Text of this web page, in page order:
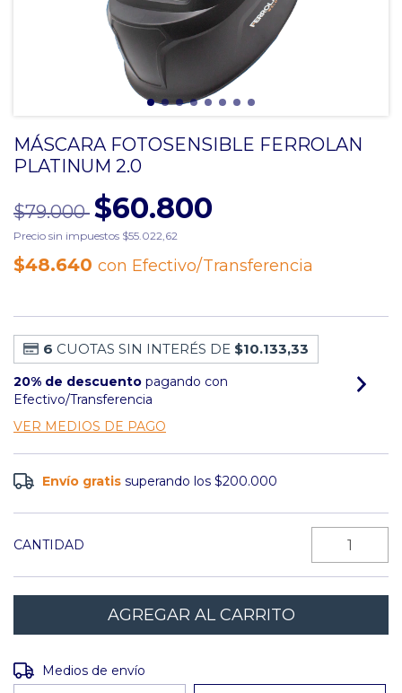
MÁSCARA FOTOSENSIBLE FERROLAN
PLATINUM 2.0
$79.000 $60.800
Precio sin impuestos $55.022,62
$48.640 con Efectivo/Transferencia
6 CUOTAS SIN INTERÉS DE $10.133,33
20% de descuento pagando con
Efectivo/Transferencia
VER MEDIOS DE PAGO
Envío gratis superando los$200.000
CANTIDAD
Entregas para el CP:
Medios de envío